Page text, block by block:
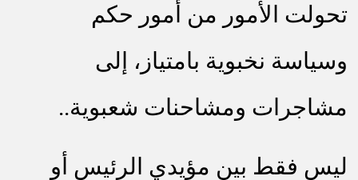
تحولت الأمور من أمور حكم
وسياسة نخبوية بامتياز، إلى
مشاجرات ومشاحنات شعبوية..
ليس فقط بين مؤيدي الرئيس أو